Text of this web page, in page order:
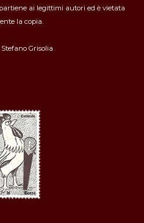
ai legittimi autori ed è vietata
la copia.
Stefano Grisolia